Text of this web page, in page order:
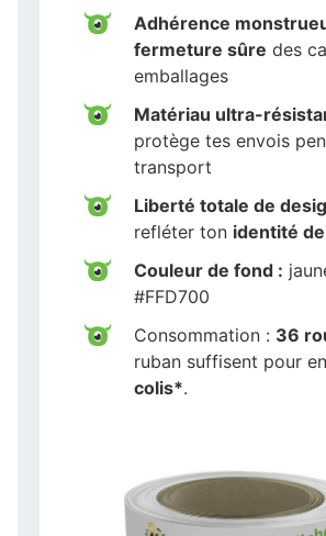
Adhérence
fermeture sûre des
emballages
Matériau ultra-
protège tes envois
transport
Liberté totale de
refléter ton identité
Couleur de fond :
#FFD700
Consommation : 36
ruban suffisent pour
colis*.